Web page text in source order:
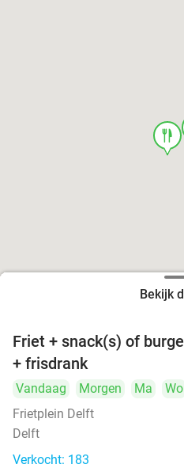
food
food
food
Bekijk
Friet + snack(s) of
+ frisdrank
Vandaag Morgen Ma Wo
Frietplein Delft
Delft
Verkocht: 183